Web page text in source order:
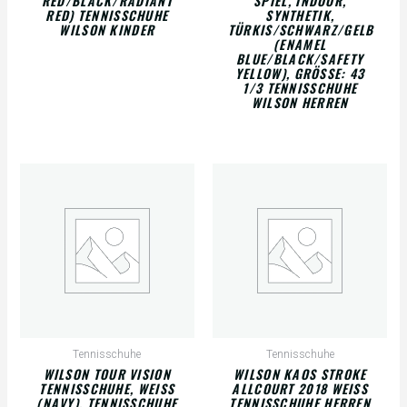
RED) TENNISSCHUHE
WILSON KINDER
SYNTHETIK,
TÜRKIS/SCHWARZ/GELB
(ENAMEL
BLUE/BLACK/SAFETY
YELLOW), GRÖSSE: 43 1
/3 TENNISSCHUHE W
ILSON HERREN
Tennisschuhe
WILSON TOUR VISION
TENNISSCHUHE, WEISS (
Tennisschuhe
WILSON KAOS STROKE
ALLCOURT 2018 WEISS